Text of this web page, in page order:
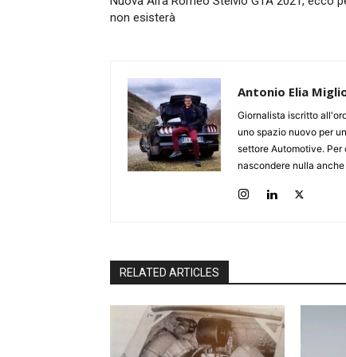
non esisterà
Antonio Elia
Giornalista iscritto
uno spazio nuovo per
settore Automotive. Per
nascondere nulla
RELATED ARTICLES